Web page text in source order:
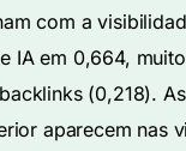
com a
IA em 0,664,
(0,218).
aparecem nas